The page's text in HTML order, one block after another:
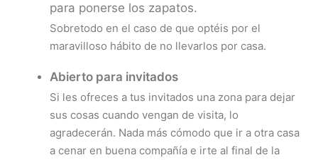
para ponerse los zapatos.
Sobretodo en el caso de que optéis por el
maravilloso hábito de no llevarlos por casa.
Abierto para invitados
Si les ofreces a tus invitados una zona para dejar
sus cosas cuando vengan de visita, lo
agradecerán. Nada más cómodo que ir a otra casa
a cenar en buena compañía e irte al final de la